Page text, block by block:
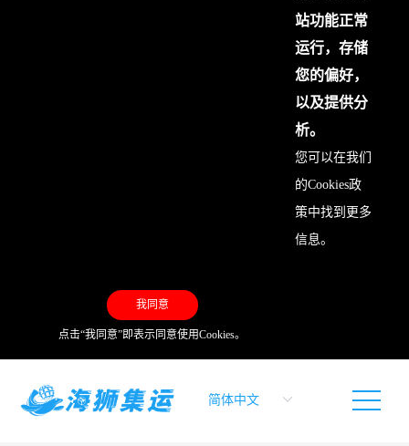
站功能正常
运行，存储
您的偏好，
以及提供分
析。
您可以在我们
的Cookies政
策中找到更多
信息。
我同意
点击“我同意”即表示同意使用Cookies。